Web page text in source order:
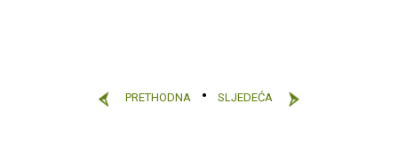
PRETHODNA SLJEDEĆA